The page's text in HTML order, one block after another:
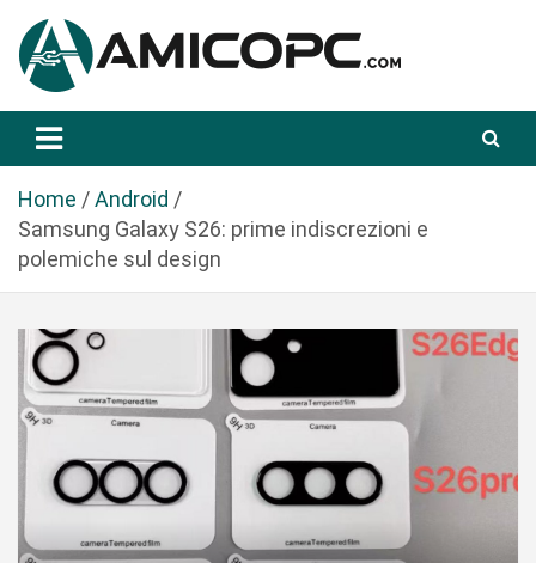
a
Amicopc.com
Home
Android
Samsung Galaxy S26: prime indiscrezioni e
polemiche sul design